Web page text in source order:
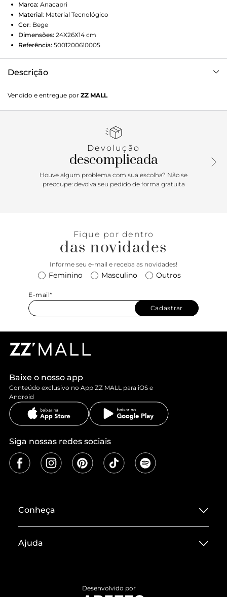
Marca: Anacapri
Material: Material Tecnológico
Cor: Bege
Dimensões: 24X26X14 cm
Referência: 5001200610005
Descrição
alça para transpasse, a bolsa saco já tem um lugar especial
no nosso coração, mas está reivindicando um espacinho a
maravilhosos dá pra combinar com ela. Vai perder essa?
Vendido e entregue por ZZ MALL
Devolução
descomplicada
Houve algum problema com sua escolha? Não se
preocupe: devolva seu pedido de forma gratuita
Fique por dentro
das novidades
Informe seu e-mail e receba as novidades!
Feminino Masculino Outros
E-mail*
Cadastrar
Baixe o nosso app
Conteúdo exclusivo no App ZZ MALL para iOS e
Android
Siga nossas redes sociais
Conheça
Termos de Uso
Ajuda
Desenvolvido por